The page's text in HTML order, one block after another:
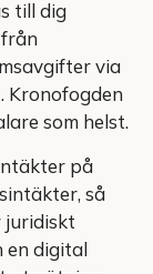
till dig
via
Kronofogden
som helst.
på
så
juridiskt
en digital